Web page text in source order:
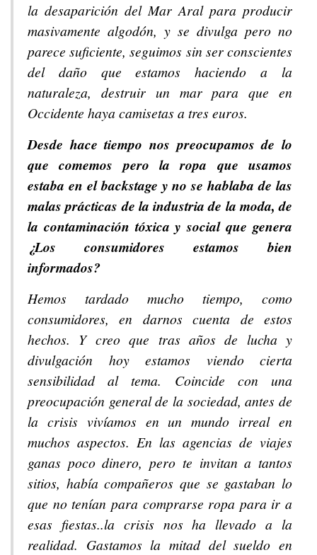
la desaparición del Mar Aral para producir
masivamente algodón, y se divulga pero no
parece suficiente, seguimos sin ser conscientes
del daño que estamos haciendo a la
naturaleza, destruir un mar para que en
Occidente haya camisetas a tres euros.
Desde hace tiempo nos preocupamos de lo
que comemos pero la ropa que usamos
estaba en el backstage y no se hablaba de las
malas prácticas de la industria de la moda, de
la contaminación tóxica y social que genera
¿Los consumidores estamos bien
informados?
Hemos tardado mucho tiempo, como
consumidores, en darnos cuenta de estos
hechos. Y creo que tras años de lucha y
divulgación hoy estamos viendo cierta
sensibilidad al tema. Coincide con una
preocupación general de la sociedad, antes de
la crisis vivíamos en un mundo irreal en
muchos aspectos. En las agencias de viajes
ganas poco dinero, pero te invitan a tantos
sitios, había compañeros que se gastaban lo
que no tenían para comprarse ropa para ir a
esas fiestas..la crisis nos ha llevado a la
realidad. Gastamos la mitad del sueldo en